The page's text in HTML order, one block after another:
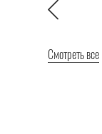
Смотреть все